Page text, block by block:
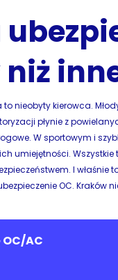
nieobyty kierowca.
płynie z
W sportowym i
umiejętności. Wszystkie
I właśnie
OC. Kraków
AC